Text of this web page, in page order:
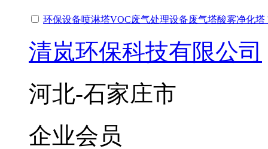
环保设备喷淋塔VOC废气处理设备废气塔酸雾净化塔
清岚环保科技有限公司
河北-石家庄市
企业会员